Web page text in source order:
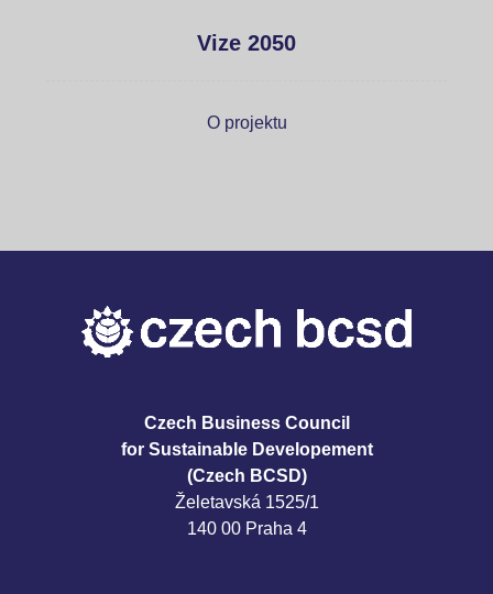
Vize 2050
O projektu
Czech Business Council
for Sustainable Developement
(Czech BCSD)
Želetavská 1525/1
140 00 Praha 4